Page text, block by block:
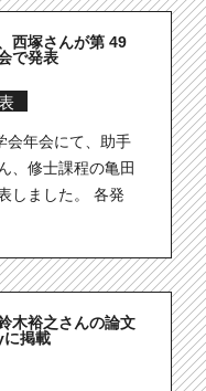
西塚さんが第 49
で発表
会年会にて、助手
、修士課程の亀田
しました。 各発
木裕之さんの論文
掲載